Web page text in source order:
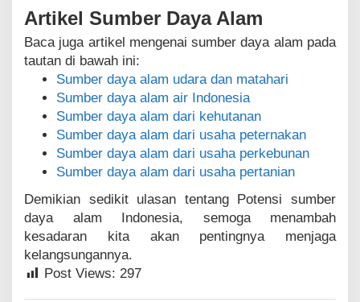
Artikel Sumber Daya Alam
Baca juga artikel mengenai sumber daya alam pada
tautan di bawah ini:
Sumber daya alam udara dan matahari
Sumber daya alam air Indonesia
Sumber daya alam dari kehutanan
Sumber daya alam dari usaha peternakan
Sumber daya alam dari usaha perkebunan
Sumber daya alam dari usaha pertanian
Demikian sedikit ulasan tentang Potensi sumber
daya alam Indonesia, semoga menambah
kesadaran kita akan pentingnya menjaga
kelangsungannya.
Post Views: 297